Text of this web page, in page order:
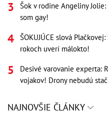
Šok v rodine Angeliny
som gay!
ŠOKUJÚCE slová
rokoch uverí málokto!
Desivé varovanie experta:
vojakov! Drony nebudú
NAJNOVŠIE ČLÁNKY